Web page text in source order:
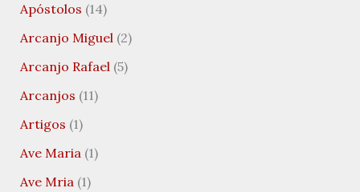
Apóstolos (14)
Arcanjo Miguel(2)
Arcanjo Rafael(5)
Arcanjos (11)
Artigos (1)
Ave Maria(1)
Ave Mria(1)